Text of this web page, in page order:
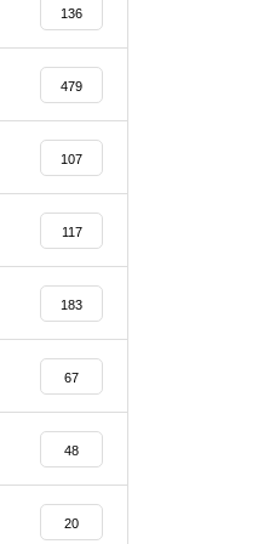
136
479
107
117
183
67
48
20